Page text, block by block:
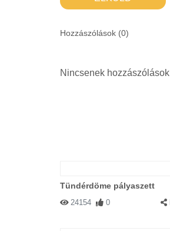
Hozzászólások (0)
Nincsenek hozzászólások
Tündérdöme pályaszett
24154 0